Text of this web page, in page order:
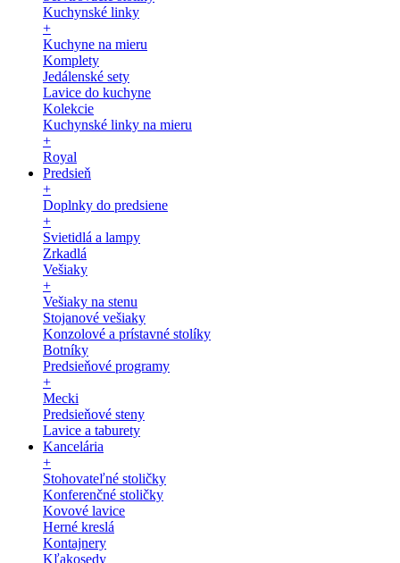
Kuchynské linky
+
Kuchyne na mieru
Komplety
Jedálenské sety
Lavice do kuchyne
Kolekcie
Kuchynské linky na mieru
+
Royal
Predsieň
+
Doplnky do predsiene
+
Svietidlá a lampy
Zrkadlá
Vešiaky
+
Vešiaky na stenu
Stojanové vešiaky
Konzolové a prístavné stolíky
Botníky
Predsieňové programy
+
Mecki
Predsieňové steny
Lavice a taburety
Kancelária
+
Stohovateľné stoličky
Konferenčné stoličky
Kovové lavice
Herné kreslá
Kontajnery
Kľakosedy